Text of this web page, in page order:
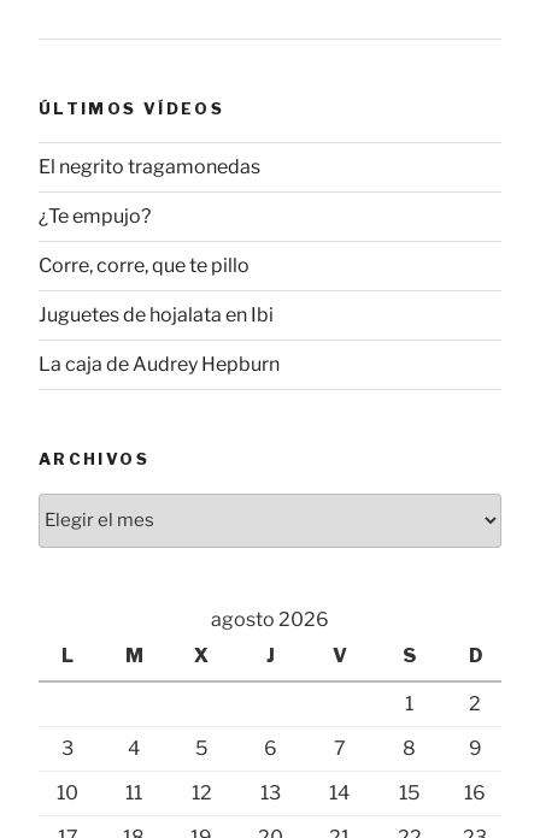
ÚLTIMOS VÍDEOS
El negrito tragamonedas
¿Te empujo?
Corre, corre, que te pillo
Juguetes de hojalata en Ibi
La caja de Audrey Hepburn
ARCHIVOS
agosto 2026
L
M X J V S D
1
2
3
4 5 6 7 8
9
10
11 12 13 14 15
16